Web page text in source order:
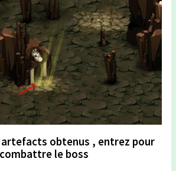
artefacts obtenus , entrez pour
combattre le boss